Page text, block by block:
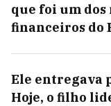
que foi um
financeiros do
Ele entregava
Hoje, o filho